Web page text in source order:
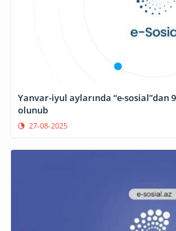
Yanvar-iyul aylarında “e-sosial”dan
olunub
27-08-2025